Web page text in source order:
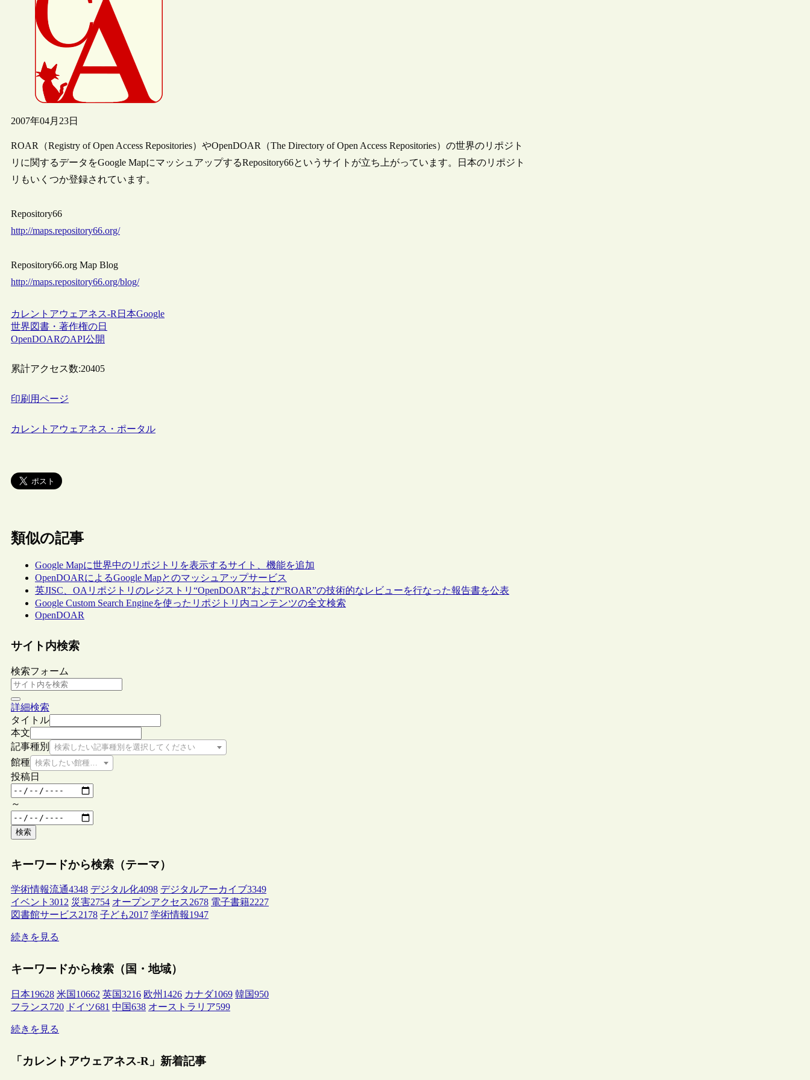
2007年04月23日
ROAR（Registry of Open Access Repositories）やOpenDOAR（The Directory of Open Access Repositories）の世界のリポジト
リに関するデータをGoogle MapにマッシュアップするRepository66というサイトが立ち上がっています。日本のリポジト
リもいくつか登録されています。
Repository66
http://maps.repository66.org/
Repository66.org Map Blog
http://maps.repository66.org/blog/
カレントアウェアネス-R 日本Google
世界図書・著作権の日
OpenDOARのAPI公開
累計アクセス数:20405
印刷用ページ
カレントアウェアネス・ポータル
類似の記事
Google Mapに世界中のリポジトリを表示するサイト、機能を追加
OpenDOARによるGoogle Mapとのマッシュアップサービス
英JISC、OAリポジトリのレジストリ“OpenDOAR”および“ROAR”の技術的なレビューを行なった報告書を公表
Google Custom Search Engineを使ったリポジトリ内コンテンツの全文検索
OpenDOAR
サイト内検索
検索フォーム
詳細検索
タイトル
本文
記事種別
検索したい記事種別を選択してください
館種 検索したい館種を選択してください
投稿日
～
検索
キーワードから検索（テーマ）
学術情報流通4348 デジタル化4098 デジタルアーカイブ3349
イベント 3012 災害2754 オープンアクセス2678 電子書籍2227
図書館サービス2178 子ども2017 学術情報1947
続きを見る
キーワードから検索（国・地域）
日本19628 米国 10662 英国3216 欧州 1426 カナダ1069 韓国950
フランス720 ドイツ681 中国638 オーストラリア599
続きを見る
「カレントアウェアネス-R」新着記事